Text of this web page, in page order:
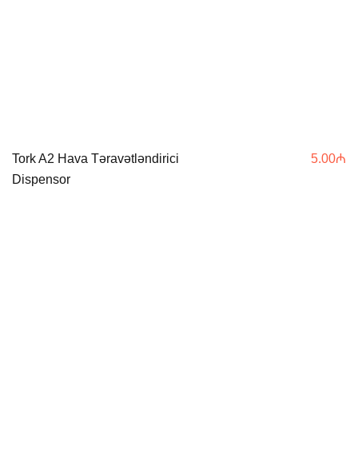
Tork A2 Hava Təravətləndirici
Dispensor
5.00₼